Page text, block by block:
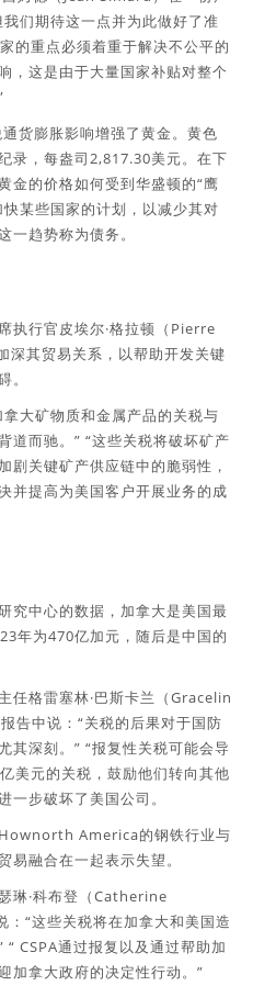
们期待这一点并为此做好了准
的重点必须着重于解决不公平的
，这是由于大量国家补贴对整个
货膨胀影响增强了黄金。黄色
录，每盎司2,817.30美元。在下
金的价格如何受到华盛顿的“鹰
某些国家的计划，以减少其对
一趋势称为债务。
执行官皮埃尔·格拉顿（Pierre
其贸易关系，以帮助开发关键
。
大矿物质和金属产品的关税与
道而驰。” “这些关税将破坏矿产
剧关键矿产供应链中的脆弱性，
并提高为美国客户开展业务的成
究中心的数据，加拿大是美国最
年为470亿加元，随后是中国的
任格雷塞林·巴斯卡兰（Gracelin
告中说：“关税的后果对于国防
其深刻。” “报复性关税可能会导
美元的关税，鼓励他们转向其他
一步破坏了美国公司。
America的钢铁行业与
易融合在一起表示失望。
琳·科布登（Catherine
“这些关税将在加拿大和美国造
CSPA通过报复以及通过帮助加
加拿大政府的决定性行动。”